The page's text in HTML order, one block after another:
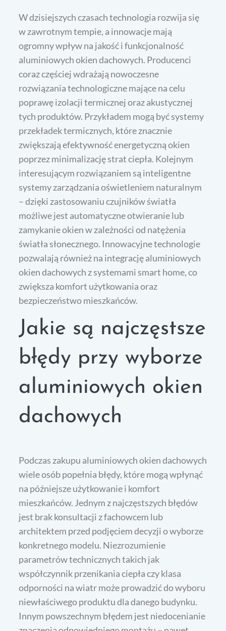
W dzisiejszych czasach technologia rozwija się
w zawrotnym tempie, a innowacje mają
ogromny wpływ na jakość i funkcjonalność
aluminiowych okien dachowych. Producenci
coraz częściej wdrażają nowoczesne
rozwiązania technologiczne mające na celu
poprawę izolacji termicznej oraz akustycznej
tych produktów. Przykładem mogą być systemy
przekładek termicznych, które znacznie
zwiększają efektywność energetyczną okien
poprzez minimalizację strat ciepła. Kolejnym
interesującym rozwiązaniem są inteligentne
systemy zarządzania oświetleniem naturalnym
– dzięki zastosowaniu czujników światła
możliwe jest automatyczne otwieranie lub
zamykanie okien w zależności od natężenia
światła słonecznego. Innowacyjne technologie
pozwalają również na integrację aluminiowych
okien dachowych z systemami smart home, co
zwiększa komfort użytkowania oraz
bezpieczeństwo mieszkańców.
Jakie są najczęstsze
błędy przy wyborze
aluminiowych okien
dachowych
Podczas zakupu aluminiowych okien dachowych
wiele osób popełnia błędy, które mogą wpłynąć
na późniejsze użytkowanie i komfort
mieszkańców. Jednym z najczęstszych błędów
jest brak konsultacji z fachowcem lub
architektem przed podjęciem decyzji o wyborze
konkretnego modelu. Niezrozumienie
parametrów technicznych takich jak
współczynnik przenikania ciepła czy klasa
odporności na wiatr może prowadzić do wyboru
niewłaściwego produktu dla danego budynku.
Innym powszechnym błędem jest niedocenianie